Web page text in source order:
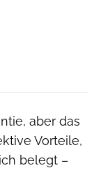
aber das
Vorteile,
belegt –